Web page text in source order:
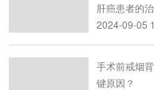
肝癌患者的
2024-09-05
手术前戒烟
键原因？